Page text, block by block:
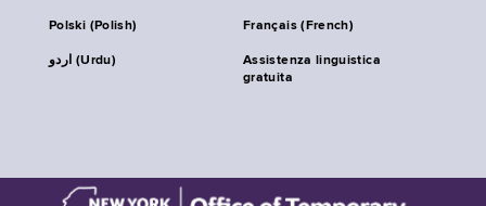
Polski (Polish) Français (French)
اردو (Urdu)
Assistenza linguistica
gratuita